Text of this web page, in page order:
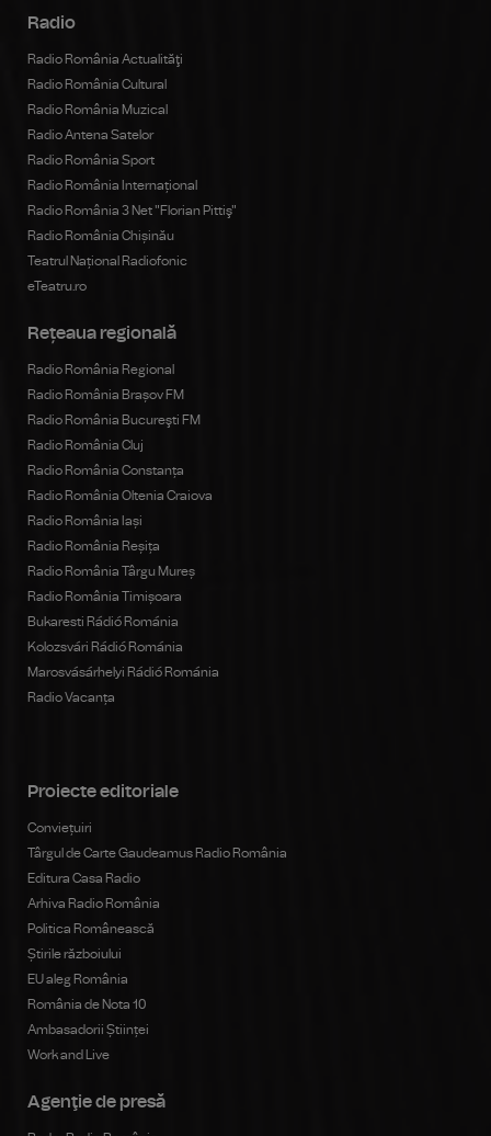
Radio
Radio România Actualităţi
Radio România Cultural
Radio România Muzical
Radio Antena Satelor
Radio România Sport
Radio România Internațional
Radio România 3 Net "Florian Pittiş"
Radio România Chișinău
Teatrul Național Radiofonic
eTeatru.ro
Rețeaua regională
Radio România Regional
Radio România Brașov FM
Radio România Bucureşti FM
Radio România Cluj
Radio România Constanța
Radio România Oltenia Craiova
Radio România Iași
Radio România Reșița
Radio România Târgu Mureș
Radio România Timișoara
Bukaresti Rádió Románia
Kolozsvári Rádió Románia
Marosvásárhelyi Rádió Románia
Radio Vacanța
Proiecte editoriale
Conviețuiri
Târgul de Carte Gaudeamus Radio România
Editura Casa Radio
Arhiva Radio România
Politica Românească
Știrile războiului
EU aleg România
România de Nota 10
Ambasadorii Științei
Work and Live
Agenţie de presă